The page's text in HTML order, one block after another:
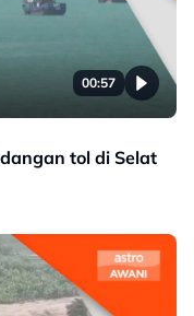
00:57
tol di Selat